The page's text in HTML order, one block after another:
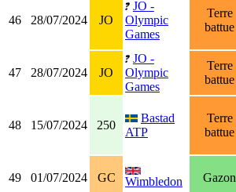
46 28/07/2024 JO
JO -
Olympic
Games
Terre
battue
47 28/07/2024 JO
JO -
Olympic
Games
Terre
battue
48 15/07/2024 250
Bastad
ATP
Terre
battue
49 01/07/2024 GC Wimbledon Gazon